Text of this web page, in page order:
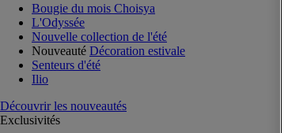
Bougie du mois Choisya
L'Odyssée
Nouvelle collection de l'été
Nouveauté Décoration estivale
Senteurs d'été
Ilio
Découvrir les nouveautés
Exclusivités